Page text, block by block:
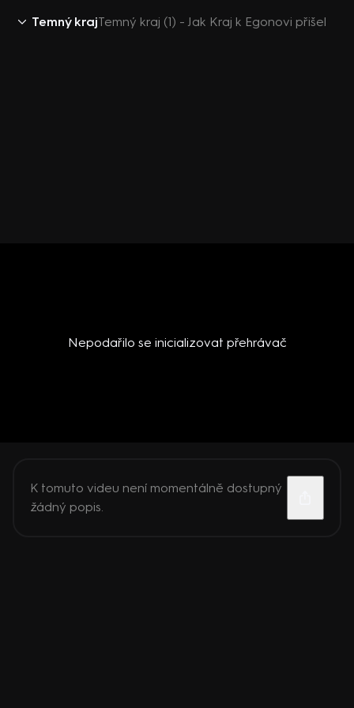
Temný krajTemný kraj (1) - Jak Kraj k Egonovi přišel
Nepodařilo se inicializovat přehrávač
K tomuto videu není momentálně dostupný
žádný popis.